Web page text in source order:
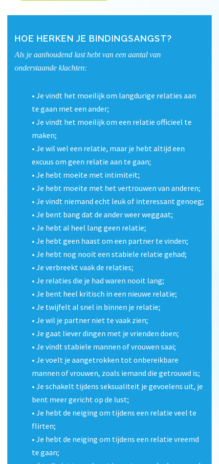
HOE HERKEN JE BINDINGSANGST?
Als je aanhoudend last hebt van een aantal van
onderstaande klachten:
• Je vindt het moeilijk om langdurige relaties aan
te gaan met een ander;
• Je vindt het moeilijk om een relatie officieel te
maken;
• Je wil wel een relatie, maar je hebt altijd een
excuus om geen relatie aan te gaan;
• Je hebt moeite met intimiteit;
• Je hebt moeite met het vertrouwen van anderen;
• Je vindt niemand echt leuk of interessant genoeg;
• Je bent bang dat de ander weer weggaat;
• Je hebt al heel lang geen relatie;
• Je hebt geen haast om een partner te vinden;
• Je hebt nog nooit een stabiele relatie gehad;
• Je verbreekt vaak de relaties;
• Je relaties die je had waren nooit lang;
• Je bent heel kritisch in een nieuwe relatie;
• Je twijfelt al snel in binnen je relatie;
• Je wil je partner niet te vaak zien;
• Je gaat liever dingen met je vrienden doen;
• Je vindt stabiele mannen of vrouwen saai;
• Je voelt je aangetrokken tot onbereikbare
mannen of vrouwen, zoals iemand die getrouwd is;
• Je schakelt tijdens seksualiteit je gevoelens uit, je
bent meer gericht op de lust;
• Je hebt de neiging om tijdens een relatie veel te
flirten;
• Je hebt de neiging om tijdens een relatie vreemd
te gaan;